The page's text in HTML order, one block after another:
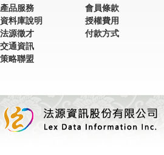
產品服務
資料庫說明
法源徵才
交通資訊
策略聯盟
會員條款
授權費用
付款方式